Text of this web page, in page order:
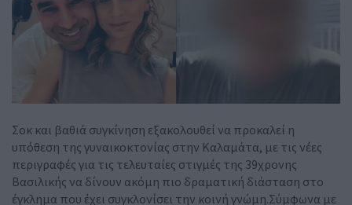
Σοκ και βαθιά συγκίνηση εξακολουθεί να προκαλεί η
υπόθεση της γυναικοκτονίας στην Καλαμάτα, με τις νέες
περιγραφές για τις τελευταίες στιγμές της 39χρονης
Βασιλικής να δίνουν ακόμη πιο δραματική διάσταση στο
έγκλημα που έχει συγκλονίσει την κοινή γνώμη.Σύμφωνα με